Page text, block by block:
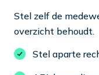
Stel zelf de
overzicht behoudt.
Stel aparte